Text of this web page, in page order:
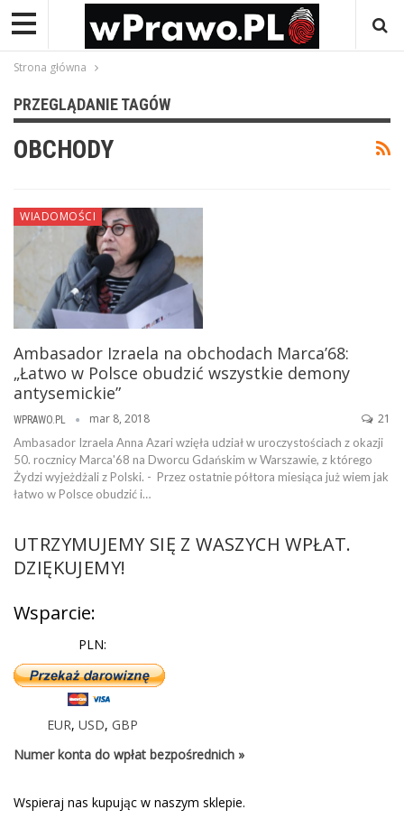
Strona główna
PRZEGLĄDANIE TAGÓW
OBCHODY
WIADOMOŚCI
Ambasador Izraela na obchodach Marca’68:
„Łatwo w Polsce obudzić wszystkie demony
antysemickie”
WPRAWO.PL mar 8, 2018 21
Ambasador Izraela Anna Azari wzięła udział w uroczystościach z okazji
50. rocznicy Marca'68 na Dworcu Gdańskim w Warszawie, z którego
Żydzi wyjeżdżali z Polski. - Przez ostatnie półtora miesiąca już wiem jak
łatwo w Polsce obudzić i…
UTRZYMUJEMY SIĘ Z WASZYCH WPŁAT.
DZIĘKUJEMY!
Wsparcie:
PLN:
EUR, USD, GBP
Numer konta do wpłat bezpośrednich »
Wspieraj nas kupując w naszym sklepie.